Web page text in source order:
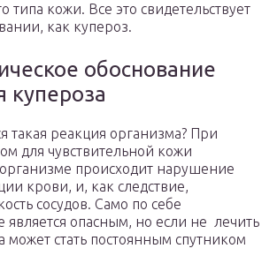
типа кожи. Все это свидетельствует
как купероз.
обоснование
купероза
такая реакция организма? При
для чувствительной кожи
происходит нарушение
крови, и, как следствие,
сосудов. Само по себе
является опасным, но если не лечить
может стать постоянным спутником